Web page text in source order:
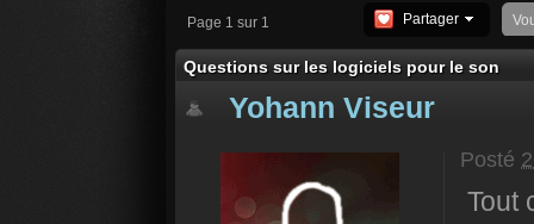
Page 1 sur 1 Partager
Questions sur les logiciels pour le son
Yohann Viseur
Posté
Tout